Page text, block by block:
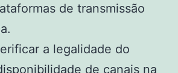
de transmissão
a legalidade do
de canais na